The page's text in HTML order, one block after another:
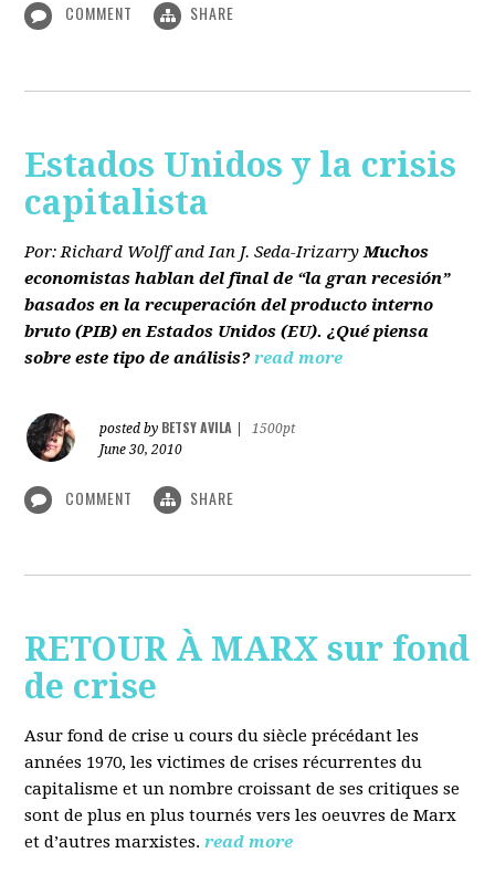
COMMENT SHARE
Estados Unidos y la crisis
capitalista
Por: Richard Wolff and Ian J. Seda-Irizarry Muchos
economistas hablan del final de “la gran recesión”
basados en la recuperación del producto interno
bruto(PIB)en Estados Unidos(EU). ¿Qué piensa
sobre este tipo de análisis? read more
posted by BETSY AVILA
1500pt
June 30, 2010
COMMENT SHARE
RETOUR À MARX sur fond
de crise
Asur fond de crise u cours du siècle précédant les
années 1970, les victimes de crises récurrentes du
capitalisme et un nombre croissant de ses critiques se
sont de plus en plus tournés vers les oeuvres de Marx
et d’autres marxistes. read more